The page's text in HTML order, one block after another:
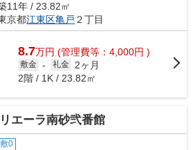
11年 / 23.82㎡
京都江東区亀戸 ２丁目
8.7万円 (管理費等：4,000円 )
敷金 - 礼金
2ヶ月
2階 / 1K / 23.82㎡
エーラ南砂弐番館
敷0